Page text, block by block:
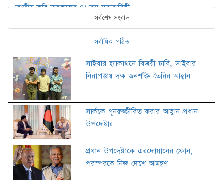
জাতীয় কবি নজরুলের ৪৮তম মৃত্যুবার্ষিকী
সর্বশেষ সংবাদ
সর্বাধিক পঠিত
সাইবার হ্যাকাথনে বিজয়ী ঢাবি, সাইবার
নিরাপত্তায় দক্ষ জনশক্তি তৈরির আহ্বান
সার্ককে পুনরুজ্জীবিত করার আহ্বান প্রধান
উপদেষ্টার
প্রধান উপদেষ্টাকে এরদোয়ানের ফোন,
পরস্পরকে নিজ দেশে আমন্ত্রণ